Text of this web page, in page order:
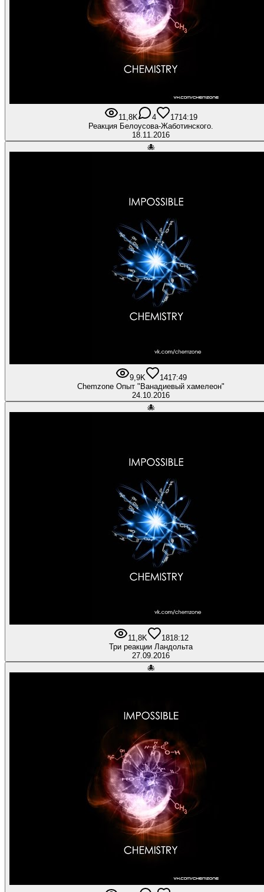
11,8K 4 1714:19
Реакция Белоусова-Жаботинского.
18.11.2016
🐙
9,9K 1417:49
Chemzone Опыт "Ванадиевый хамелеон"
24.10.2016
🐙
11,8K 1818:12
Три реакции Ландольта
27.09.2016
🐙